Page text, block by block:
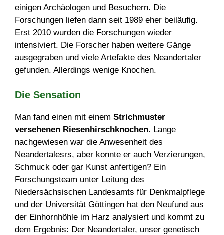
einigen Archäologen und Besuchern. Die
Forschungen liefen dann seit 1989 eher beiläufig.
Erst 2010 wurden die Forschungen wieder
intensiviert. Die Forscher haben weitere Gänge
ausgegraben und viele Artefakte des Neandertaler
gefunden. Allerdings wenige Knochen.
Die Sensation
Man fand einen mit einem Strichmuster
versehenen Riesenhirschknochen. Lange
nachgewiesen war die Anwesenheit des
Neandertalesrs, aber konnte er auch Verzierungen,
Schmuck oder gar Kunst anfertigen? Ein
Forschungsteam unter Leitung des
Niedersächsischen Landesamts für Denkmalpflege
und der Universität Göttingen hat den Neufund aus
der Einhornhöhle im Harz analysiert und kommt zu
dem Ergebnis: Der Neandertaler, unser genetisch